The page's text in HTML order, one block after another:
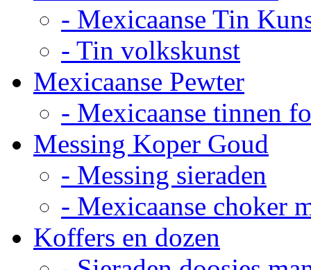
- Mexicaanse Tin
- Tin volkskunst
Mexicaanse Pewter
- Mexicaanse tinnen
Messing Koper Goud
- Messing sieraden
- Mexicaanse choker
Koffers en dozen